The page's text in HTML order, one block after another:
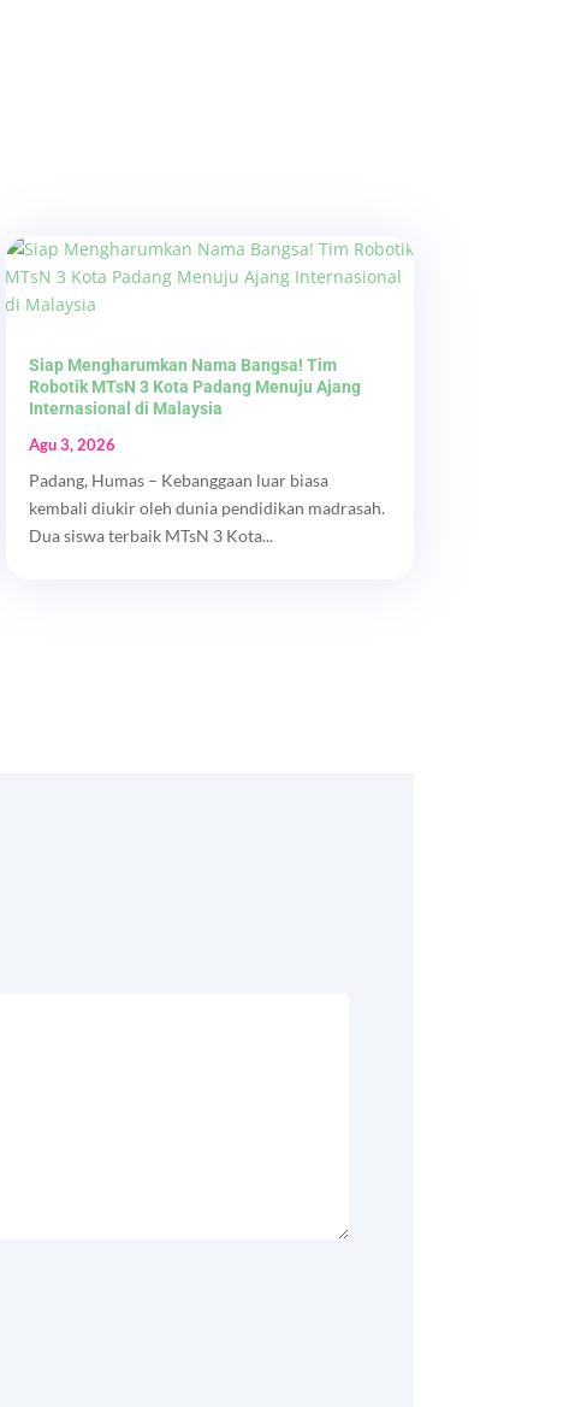
Siap Mengharumkan Nama Bangsa! Tim
Robotik MTsN 3 Kota Padang Menuju Ajang
Internasional di Malaysia
Agu 3, 2026
Padang, Humas – Kebanggaan luar biasa
kembali diukir oleh dunia pendidikan madrasah.
Dua siswa terbaik MTsN 3 Kota...